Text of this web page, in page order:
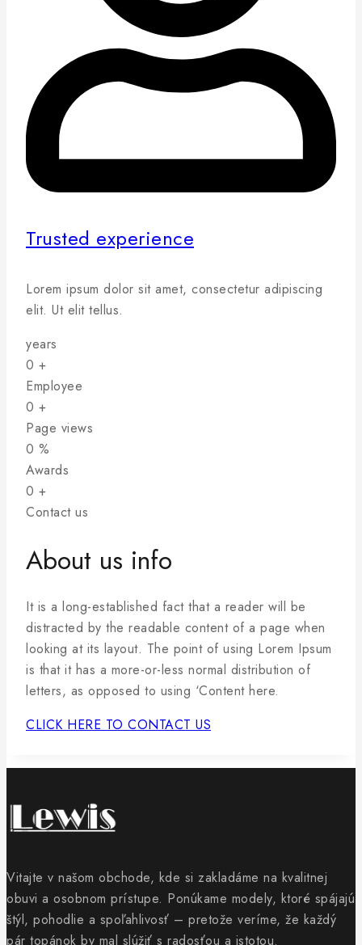
Trusted experience
Lorem ipsum dolor sit amet, consectetur adipiscing
elit. Ut elit tellus.
years
0 +
Employee
0 +
Page views
0 %
Awards
0 +
Contact us
About us info
It is a long-established fact that a reader will be
distracted by the readable content of a page when
looking at its layout. The point of using Lorem Ipsum
is that it has a more-or-less normal distribution of
letters, as opposed to using ‘Content here.
CLICK HERE TO CONTACT US
Vitajte v našom obchode, kde si zakladáme na kvalitnej
obuvi a osobnom prístupe. Ponúkame modely, ktoré spájajú
štýl, pohodlie a spoľahlivosť – pretože veríme, že každý
pár topánok by mal slúžiť s radosťou a istotou.